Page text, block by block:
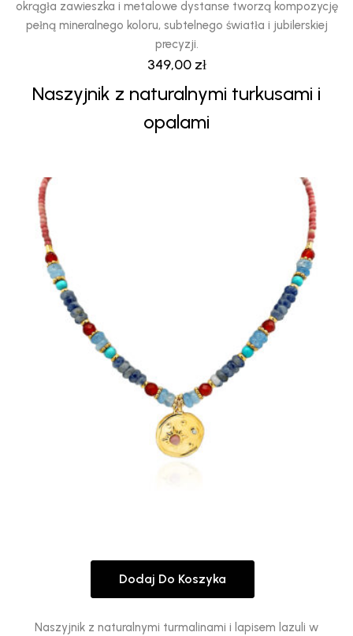
Naszyjnik z naturalnymi turkusami i
opalami
349,00 zł
okrągła zawieszka i metalowe dystanse tworzą kompozycję
pełną mineralnego koloru, subtelnego światła i jubilerskiej
precyzji.
Naszyjnik z naturalnymi turmalinami i lapisem lazuli w
Dodaj Do Koszyka